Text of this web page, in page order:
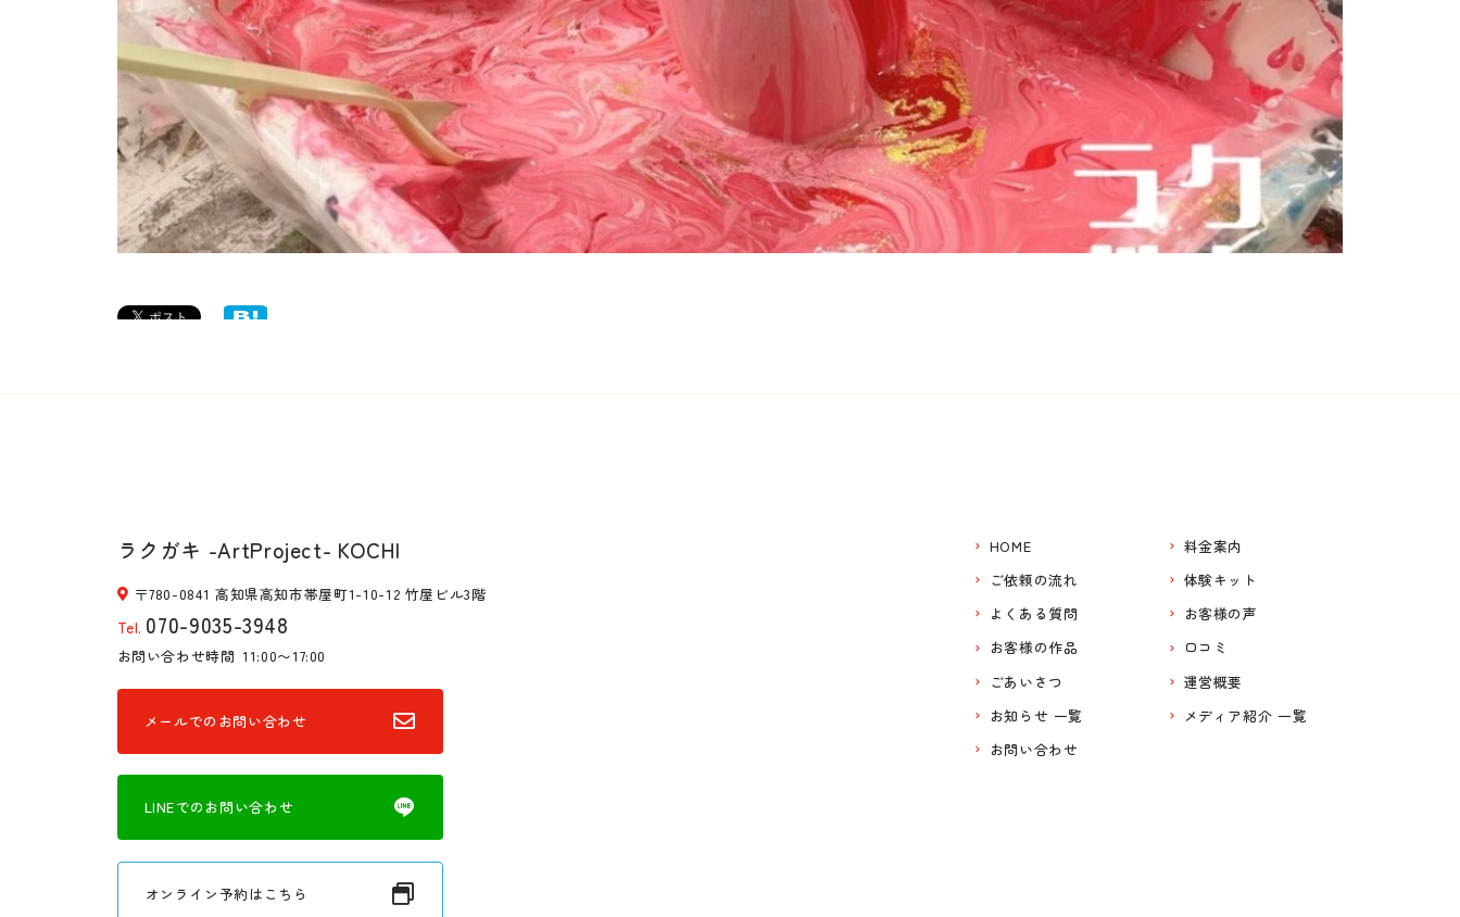
ラクガキ -ArtProject- KOCHI
〒780-0841 高知県高知市帯屋町1-10-12 竹屋ビル3階
Tel. 070-9035-3948
お問い合わせ時間 11:00〜17:00
メールでのお問い合わせ
LINEでのお問い合わせ
オンライン予約はこちら
HOME
料金案内
ご依頼の流れ
体験キット
よくある質問
お客様の声
お客様の作品
口コミ
ごあいさつ
運営概要
お知らせ 一覧
メディア紹介 一覧
お問い合わせ